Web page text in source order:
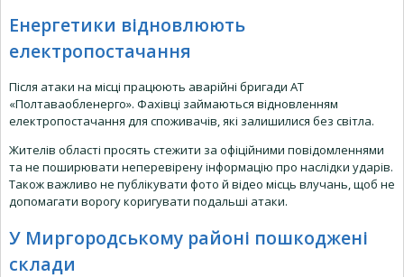
Енергетики відновлюють
електропостачання
Після атаки на місці працюють аварійні бригади АТ
«Полтаваобленерго». Фахівці займаються відновленням
електропостачання для споживачів, які залишилися без світла.
Жителів області просять стежити за офіційними повідомленнями
та не поширювати неперевірену інформацію про наслідки ударів.
Також важливо не публікувати фото й відео місць влучань, щоб не
допомагати ворогу коригувати подальші атаки.
У Миргородському районі пошкоджені
склади